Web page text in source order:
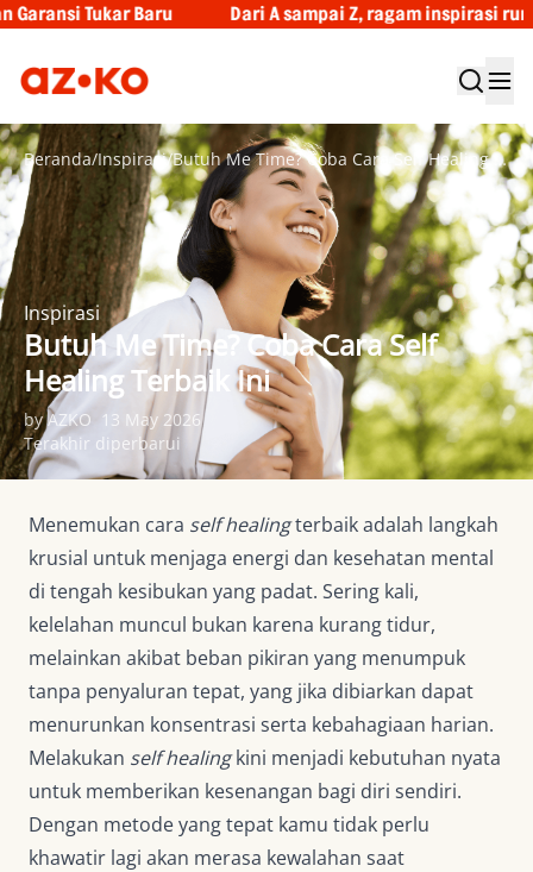
Dari A sampai Z, ragam inspirasi rumah dan hidupmu
Beranda/Inspirasi/ Butuh Me Time? Coba Cara Self Healing Terbaik Ini
Inspirasi
Butuh Me Time? Coba Cara Self
Healing Terbaik Ini
by AZKO 13 May 2026
Terakhir diperbarui
Menemukan cara self healingterbaik adalah langkah
krusial untuk menjaga energi dan kesehatan mental
di tengah kesibukan yang padat. Sering kali,
kelelahan muncul bukan karena kurang tidur,
melainkan akibat beban pikiran yang menumpuk
tanpa penyaluran tepat, yang jika dibiarkan dapat
menurunkan konsentrasi serta kebahagiaan harian.
Melakukan self healingkini menjadi kebutuhan nyata
untuk memberikan kesenangan bagi diri sendiri.
Dengan metode yang tepat kamu tidak perlu
khawatir lagi akan merasa kewalahan saat